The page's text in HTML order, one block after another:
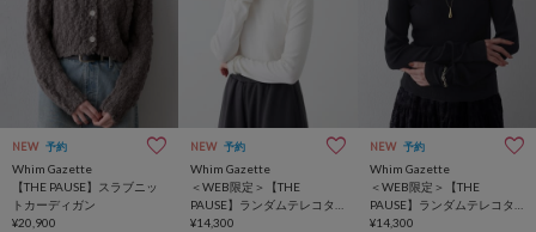
NEW 予約
Whim Gazette
【THE PAUSE】スラブニッ
トカーディガン
¥20,900
NEW 予約
Whim Gazette
＜WEB限定＞【THE
PAUSE】ランダムテレコタ
ートルプルオーバー
¥14,300
NEW 予約
Whim Gazette
＜WEB限定＞【THE
PAUSE】ランダムテレコタ
ートルプルオーバー
¥14,300